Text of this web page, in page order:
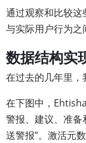
通过观察和比较
与实际用户行为之
数据结构实
在过去的几年里，
在下图中，
警报、建议、准备
送警报”。激活元